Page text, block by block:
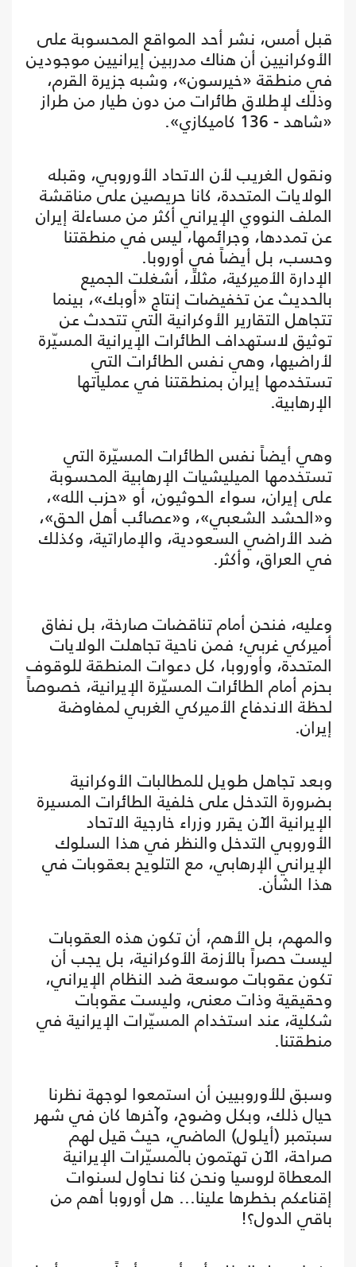
قبل أمس، نشر أحد المواقع المحسوبة على
الأوكرانيين أن هناك مدربين إيرانيين موجودين
في منطقة «خيرسون»، وشبه جزيرة القرم،
وذلك لإطلاق طائرات من دون طيار من طراز
«شاهد - 136 كاميكازي».
ونقول الغريب لأن الاتحاد الأوروبي، وقبله
الولايات المتحدة، كانا حريصين على مناقشة
الملف النووي الإيراني أكثر من مساءلة إيران
عن تمددها، وجرائمها، ليس في منطقتنا
وحسب، بل أيضاً في أوروبا.
الإدارة الأميركية، مثلاً، أشغلت الجميع
بالحديث عن تخفيضات إنتاج «أوبك»، بينما
تتجاهل التقارير الأوكرانية التي تتحدث عن
توثيق لاستهداف الطائرات الإيرانية المسيّرة
لأراضيها، وهي نفس الطائرات التي
تستخدمها إيران بمنطقتنا في عملياتها
الإرهابية.
وهي أيضاً نفس الطائرات المسيّرة التي
تستخدمها الميليشيات الإرهابية المحسوبة
على إيران، سواء الحوثيون، أو «حزب الله»،
و«الحشد الشعبي»، و«عصائب أهل الحق»،
ضد الأراضي السعودية، والإماراتية، وكذلك
في العراق، وأكثر.
وعليه، فنحن أمام تناقضات صارخة، بل نفاق
أميركي غربي؛ فمن ناحية تجاهلت الولايات
المتحدة، وأوروبا، كل دعوات المنطقة للوقوف
بحزم أمام الطائرات المسيّرة الإيرانية، خصوصاً
لحظة الاندفاع الأميركي الغربي لمفاوضة
إيران.
وبعد تجاهل طويل للمطالبات الأوكرانية
بضرورة التدخل على خلفية الطائرات المسيرة
الإيرانية الآن يقرر وزراء خارجية الاتحاد
الأوروبي التدخل والنظر في هذا السلوك
الإيراني الإرهابي، مع التلويح بعقوبات في
هذا الشأن.
والمهم، بل الأهم، أن تكون هذه العقوبات
ليست حصراً بالأزمة الأوكرانية، بل يجب أن
تكون عقوبات موسعة ضد النظام الإيراني،
وحقيقية وذات معنى، وليست عقوبات
شكلية، عند استخدام المسيّرات الإيرانية في
منطقتنا.
وسبق للأوروبيين أن استمعوا لوجهة نظرنا
حيال ذلك، وبكل وضوح، وآخرها كان في شهر
سبتمبر (أيلول) الماضي، حيث قيل لهم
صراحة، الآن تهتمون بالمسيّرات الإيرانية
المعطاة لروسيا ونحن كنا نحاول لسنوات
إقناعكم بخطرها علينا... هل أوروبا أهم من
باقي الدول؟!